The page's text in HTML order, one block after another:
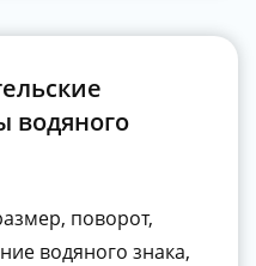
водяного
поворот,
водяного знака,